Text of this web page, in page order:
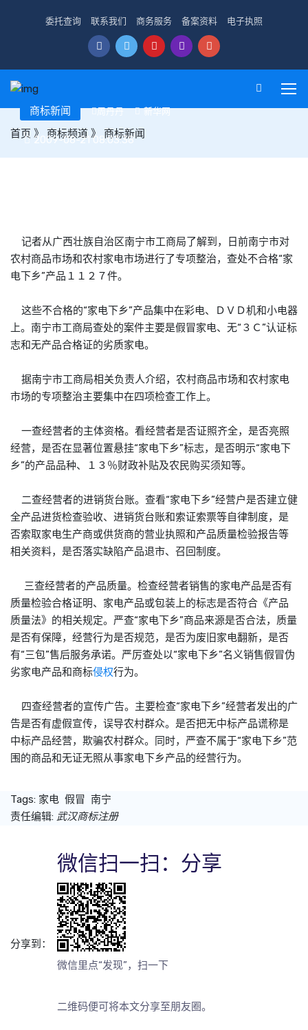
委托查询 联系我们 商务服务 备案资料 电子执照
首页 》 商标频道》商标新闻
商标新闻 周丹丹 新华网
2009-08-21 08:03:38
记者从广西壮族自治区南宁市工商局了解到，日前南宁市对
农村商品市场和农村家电市场进行了专项整治，查处不合格“家
电下乡”产品１１２７件。
这些不合格的“家电下乡”产品集中在彩电、ＤＶＤ机和小电器
上。南宁市工商局查处的案件主要是假冒家电、无“３Ｃ”认证标
志和无产品合格证的劣质家电。
据南宁市工商局相关负责人介绍，农村商品市场和农村家电
市场的专项整治主要集中在四项检查工作上。
一查经营者的主体资格。看经营者是否证照齐全，是否亮照
经营，是否在显著位置悬挂“家电下乡”标志，是否明示“家电下
乡”的产品品种、１３％财政补贴及农民购买须知等。
二查经营者的进销货台账。查看“家电下乡”经营户是否建立健
全产品进货检查验收、进销货台账和索证索票等自律制度，是
否索取家电生产商或供货商的营业执照和产品质量检验报告等
相关资料，是否落实缺陷产品退市、召回制度。
三查经营者的产品质量。检查经营者销售的家电产品是否有
质量检验合格证明、家电产品或包装上的标志是否符合《产品
质量法》的相关规定。严查“家电下乡”商品来源是否合法，质量
是否有保障，经营行为是否规范，是否为废旧家电翻新，是否
有“三包”售后服务承诺。严厉查处以“家电下乡”名义销售假冒伪
劣家电产品和商标侵权行为。
四查经营者的宣传广告。主要检查“家电下乡”经营者发出的广
告是否有虚假宣传，误导农村群众。是否把无中标产品谎称是
中标产品经营，欺骗农村群众。同时，严查不属于“家电下乡”范
围的商品和无证无照从事家电下乡产品的经营行为。
Tags: 家电 假冒 南宁
责任编辑: 武汉商标注册
分享到：
微信扫一扫：分享
微信里点“发现”，扫一下
二维码便可将本文分享至朋友圈。